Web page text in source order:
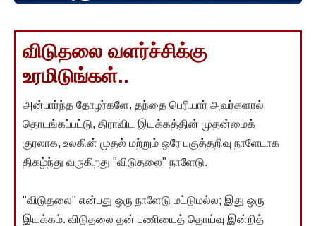
விடுதலை வளர்ச்சிக்கு
உரமிடுங்கள்..
அன்பார்ந்த தோழர்களே, தந்தை பெரியார் அவர்களால்
தொடங்கப்பட்டு, திராவிட இயக்கத்தின் முதன்மைக்
குரலாக, உலகின் முதல் மற்றும் ஒரே பகுத்தறிவு நாளேடாக
திகழ்ந்து வருகிறது "விடுதலை" நாளேடு.
"விடுதலை" என்பது ஒரு நாளேடு மட்டுமல்ல; இது ஒரு
இயக்கம். விடுதலை தன் பணியைத் தொய்வு இன்றித்